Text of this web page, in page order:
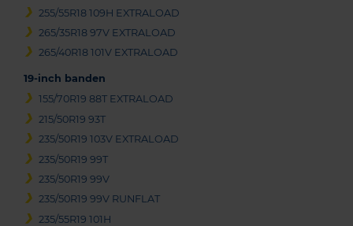
255/55R18 109H EXTRALOAD
265/35R18 97V EXTRALOAD
265/40R18 101V EXTRALOAD
19-inch banden
155/70R19 88T EXTRALOAD
215/50R19 93T
235/50R19 103V EXTRALOAD
235/50R19 99T
235/50R19 99V
235/50R19 99V RUNFLAT
235/55R19 101H